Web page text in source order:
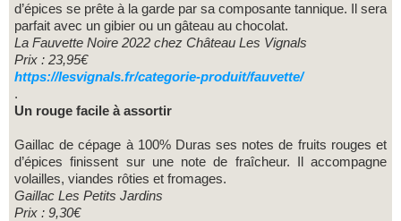
d’épices se prête à la garde par sa composante tannique. Il sera
parfait avec un gibier ou un gâteau au chocolat.
La Fauvette Noire 2022 chez Château Les Vignals
Prix : 23,95€
https://lesvignals.fr/categorie-produit/fauvette/
.
Un rouge facile à assortir
Gaillac de cépage à 100% Duras ses notes de fruits rouges et
d’épices finissent sur une note de fraîcheur. Il accompagne
volailles, viandes rôties et fromages.
Gaillac Les Petits Jardins
Prix : 9,30€